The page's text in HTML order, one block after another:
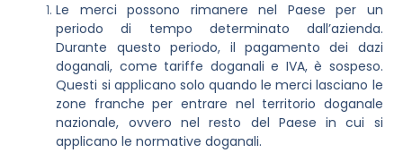
Le merci possono rimanere nel Paese per un
periodo di tempo determinato dall’azienda.
Durante questo periodo, il pagamento dei dazi
doganali, come tariffe doganali e IVA, è sospeso.
Questi si applicano solo quando le merci lasciano le
zone franche per entrare nel territorio doganale
nazionale, ovvero nel resto del Paese in cui si
applicano le normative doganali.